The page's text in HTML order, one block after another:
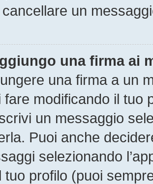
un
una firma ai
una firma a un
fare modificando il tuo
un messaggio
Puoi anche
selezionando
tuo profilo (puoi